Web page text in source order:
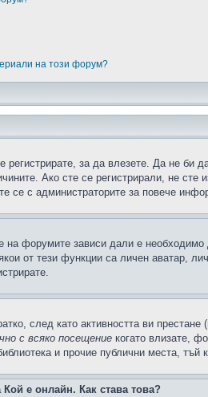
на този форум?
регистрирате, за да влезете. Да не
Ако сте се регистрирали, не
се с администраторите за повече
форумите зависи дали е
от тези функции са личен аватар,
след като активността ви
с всяко посещение когато влизате,
и прочие публични места,
е онлайн. Как става това?